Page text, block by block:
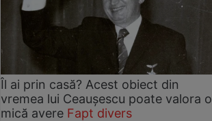
Îl ai prin casă? Acest obiect din
vremea lui Ceaușescu poate valora o
mică avere Fapt divers